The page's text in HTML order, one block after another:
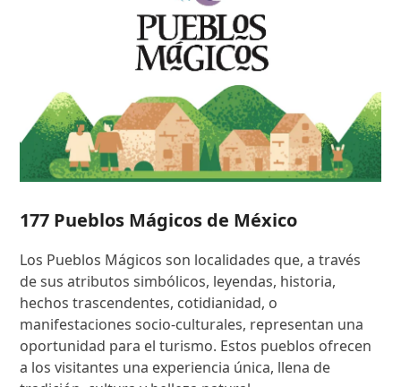
177 Pueblos Mágicos de México
Los Pueblos Mágicos son localidades que, a través
de sus atributos simbólicos, leyendas, historia,
hechos trascendentes, cotidianidad, o
manifestaciones socio-culturales, representan una
oportunidad para el turismo. Estos pueblos ofrecen
a los visitantes una experiencia única, llena de